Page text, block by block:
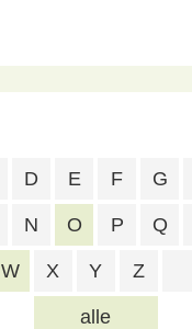
alle
D E F G
N O P Q
W X Y Z